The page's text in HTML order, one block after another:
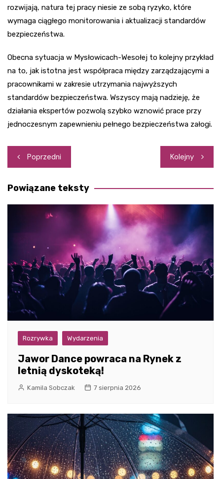
rozwijają, natura tej pracy niesie ze sobą ryzyko, które
wymaga ciągłego monitorowania i aktualizacji standardów
bezpieczeństwa.
Obecna sytuacja w Mysłowicach-Wesołej to kolejny przykład
na to, jak istotna jest współpraca między zarządzającymi a
pracownikami w zakresie utrzymania najwyższych
standardów bezpieczeństwa. Wszyscy mają nadzieję, że
działania ekspertów pozwolą szybko wznowić prace przy
jednoczesnym zapewnieniu pełnego bezpieczeństwa załogi.
Nawigacja
wpisu
Poprzedni Kolejny
Powiązane teksty
Rozrywka Wydarzenia
Jawor Dance powraca na Rynek z
letnią dyskoteką!
Kamila Sobczak 7 sierpnia 2026